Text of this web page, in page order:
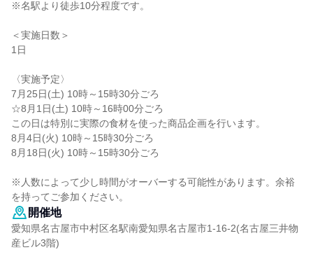
※名駅より徒歩10分程度です。
＜実施日数＞
1日
〈実施予定〉
7月25日(土) 10時～15時30分ごろ
☆8月1日(土) 10時～16時00分ごろ
この日は特別に実際の食材を使った商品企画を行います。
8月4日(火) 10時～15時30分ごろ
8月18日(火) 10時～15時30分ごろ
※人数によって少し時間がオーバーする可能性があります。余裕
を持ってご参加ください。
開催地
愛知県名古屋市中村区名駅南愛知県名古屋市1-16-2(名古屋三井物
産ビル3階)